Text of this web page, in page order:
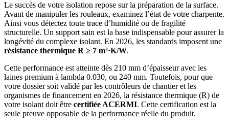
Le succès de votre isolation repose sur la préparation de la surface.
Avant de manipuler les rouleaux, examinez l’état de votre charpente.
Ainsi vous détectez toute trace d’humidité ou de fragilité
structurelle. Un support sain est la base indispensable pour assurer la
longévité du complexe isolant. En 2026, les standards imposent une
résistance thermique R ≥ 7 m²·K/W.
Cette performance est atteinte dès 210 mm d’épaisseur avec les
laines premium à lambda 0.030, ou 240 mm. Toutefois, pour que
votre dossier soit validé par les contrôleurs de chantier et les
organismes de financement en 2026, la résistance thermique (R) de
votre isolant doit être certifiée ACERMI. Cette certification est la
seule preuve opposable de la performance réelle du produit.